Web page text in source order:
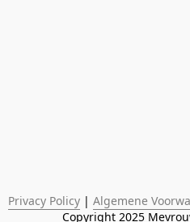
Privacy Policy | Algemene
Copyright 2025